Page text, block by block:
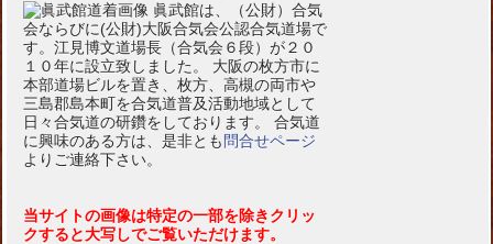
眞武館は、（公財）合気
会ならびに(公財)大阪合気会公認合気道場で
す。江見博文道場長（合気会６段）が２０
１０年に設立致しました。 大阪の枚方市に
本部道場ビルを置き、枚方、高槻の両市や
三島郡島本町を合気道普及活動地域として
日々合気道の研鑽をしております。 合気道
に興味のある方は、是非とも 問合せページ
よりご連絡下さい。
当サイトの画像は特定の一部を除きクリッ
クすると大写しでご覧いただけます。